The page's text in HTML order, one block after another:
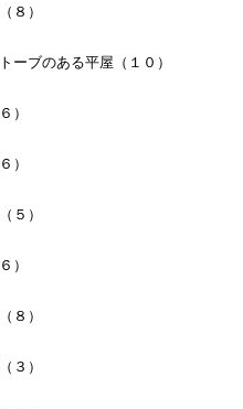
８）
ーブのある平屋（１０）
）
）
５）
）
８）
３）